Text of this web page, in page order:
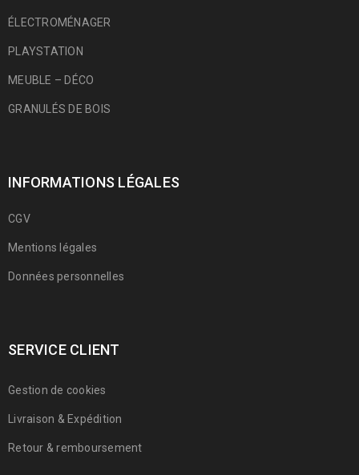
ÉLECTROMÉNAGER
PLAYSTATION
MEUBLE – DÉCO
GRANULÉS DE BOIS
INFORMATIONS LÉGALES
CGV
Mentions légales
Données personnelles
SERVICE CLIENT
Gestion de cookies
Livraison & Expédition
Retour & remboursement